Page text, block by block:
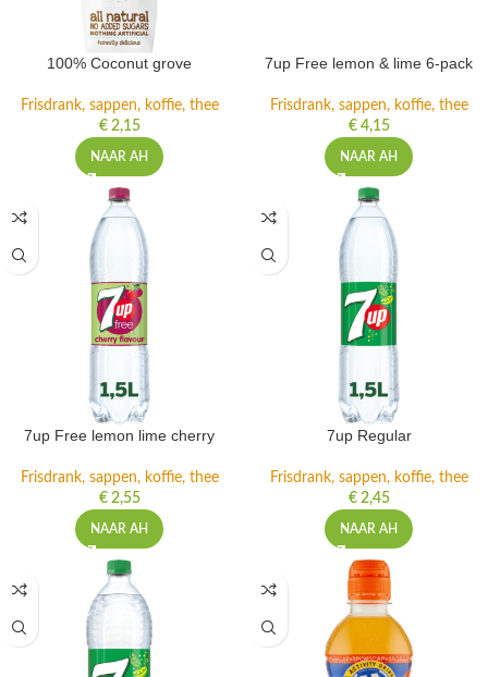
100% Coconut grove
Frisdrank, sappen, koffie, thee
€2,15
NAAR AH
7up Free lemon & lime 6-pack
Frisdrank, sappen, koffie, thee
€4,15
NAAR AH
7up Free lemon lime cherry
Frisdrank, sappen, koffie, thee
€2,55
NAAR AH
7up Regular
Frisdrank, sappen, koffie, thee
€2,45
NAAR AH